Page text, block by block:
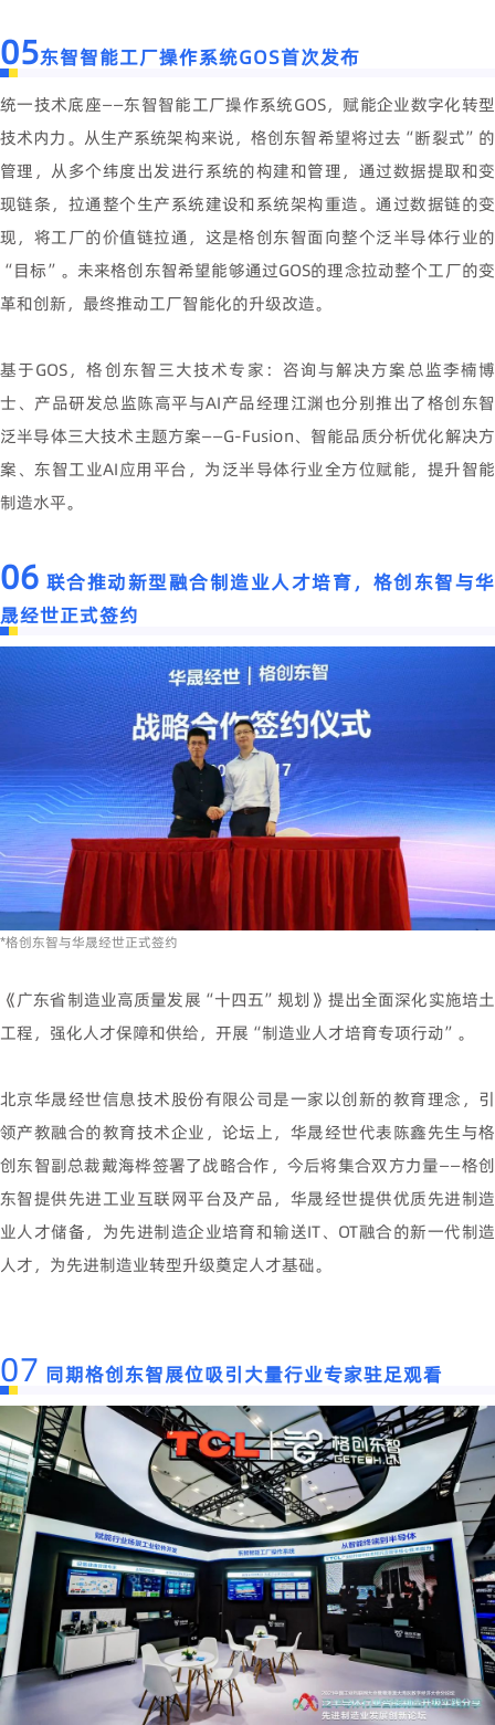
05东智智能工厂操作系统GOS首次发布
统一技术底座——东智智能工厂操作系统GOS，赋能企业数字化转型
技术内力。从生产系统架构来说，格创东智希望将过去“断裂式”的
管理，从多个纬度出发进行系统的构建和管理，通过数据提取和变
现链条，拉通整个生产系统建设和系统架构重造。通过数据链的变
现，将工厂的价值链拉通，这是格创东智面向整个泛半导体行业的
“目标”。未来格创东智希望能够通过GOS的理念拉动整个工厂的变
革和创新，最终推动工厂智能化的升级改造。
基于GOS，格创东智三大技术专家：咨询与解决方案总监李楠博
士、产品研发总监陈高平与AI产品经理江渊也分别推出了格创东智
泛半导体三大技术主题方案——G-Fusion、智能品质分析优化解决方
案、东智工业AI应用平台，为泛半导体行业全方位赋能，提升智能
制造水平。
06 联合推动新型融合制造业人才培育，格创东智与华
晟经世正式签约
*格创东智与华晟经世正式签约
《广东省制造业高质量发展“十四五”规划》提出全面深化实施培土
工程，强化人才保障和供给，开展“制造业人才培育专项行动”。
北京华晟经世信息技术股份有限公司是一家以创新的教育理念，引
领产教融合的教育技术企业，论坛上，华晟经世代表陈鑫先生与格
创东智副总裁戴海桦签署了战略合作，今后将集合双方力量——格创
东智提供先进工业互联网平台及产品，华晟经世提供优质先进制造
业人才储备，为先进制造企业培育和输送IT、OT融合的新一代制造
人才，为先进制造业转型升级奠定人才基础。
07 同期格创东智展位吸引大量行业专家驻足观看